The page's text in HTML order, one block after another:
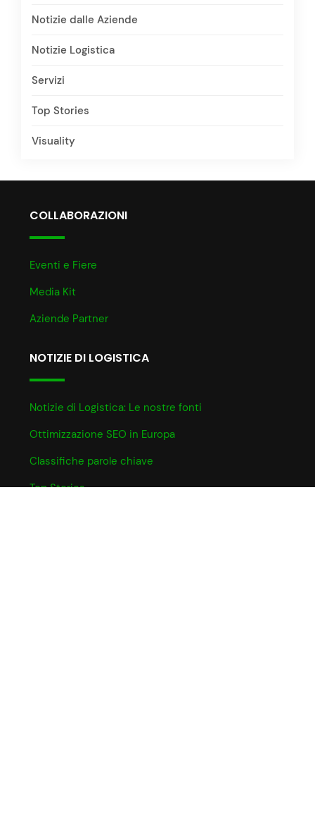
Notizie dalle Aziende
Notizie Logistica
Servizi
Top Stories
Visuality
COLLABORAZIONI
Eventi e Fiere
Media Kit
Aziende Partner
NOTIZIE DI LOGISTICA
Notizie di Logistica: Le nostre fonti
Ottimizzazione SEO in Europa
Classifiche parole chiave
Top Stories